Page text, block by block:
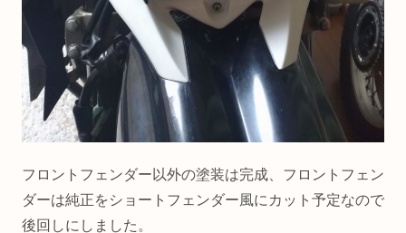
フロントフェンダー以外の塗装は完成、フロントフェン
ダーは純正をショートフェンダー風にカット予定なので
後回しにしました。